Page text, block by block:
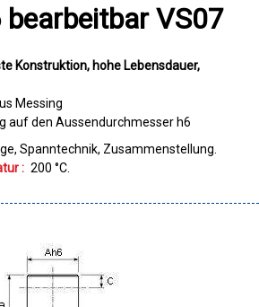
VS07
Konstruktion hohe Lebensdauer
Messing
auf den Aussendurchmesser h6
Spanntechnik Zusammenstellung
: 200 °C